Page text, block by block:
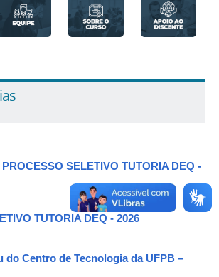
SELETIVO TUTORIA DEQ -
TUTORIA DEQ - 2026
do Centro de Tecnologia da UFPB –